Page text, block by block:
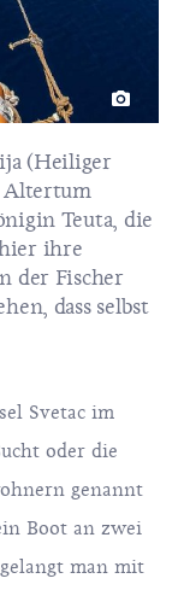
(Heiliger
Altertum
Teuta, die
ihre
der Fischer
dass selbst
Svetac im
oder die
genannt
Boot an zwei
man mit